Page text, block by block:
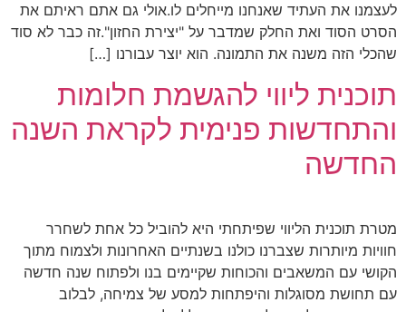
לעצמנו את העתיד שאנחנו מייחלים לו.אולי גם אתם ראיתם את
הסרט הסוד ואת החלק שמדבר על "יצירת החזון".זה כבר לא סוד
שהכלי הזה משנה את התמונה. הוא יוצר עבורנו […]
תוכנית ליווי להגשמת חלומות
והתחדשות פנימית לקראת השנה
החדשה
מטרת תוכנית הליווי שפיתחתי היא להוביל כל אחת לשחרר
חוויות מיותרות שצברנו כולנו בשנתיים האחרונות ולצמוח מתוך
הקושי עם המשאבים והכוחות שקיימים בנו ולפתוח שנה חדשה
עם תחושת מסוגלות והיפתחות למסע של צמיחה, לבלוב